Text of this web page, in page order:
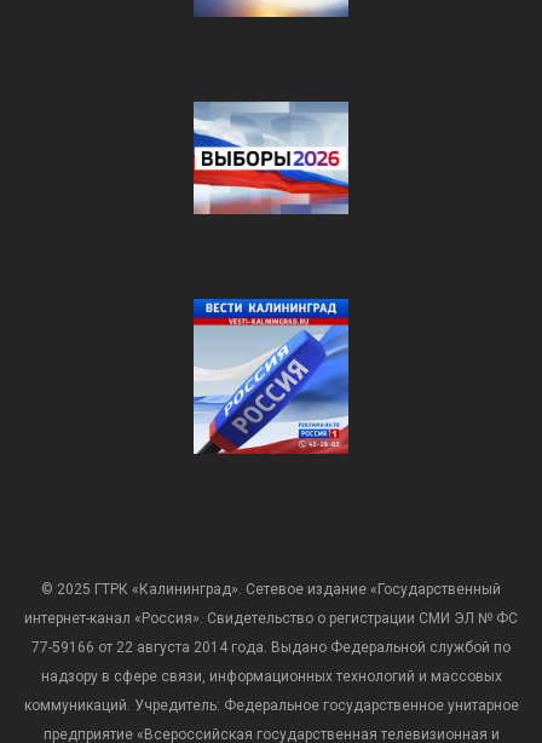
© 2025 ГТРК «Калининград». Сетевое издание «Государственный
интернет-канал «Россия». Свидетельство о регистрации СМИ ЭЛ № ФС
77-59166 от 22 августа 2014 года. Выдано Федеральной службой по
надзору в сфере связи, информационных технологий и массовых
коммуникаций. Учредитель: Федеральное государственное унитарное
предприятие «Всероссийская государственная телевизионная и